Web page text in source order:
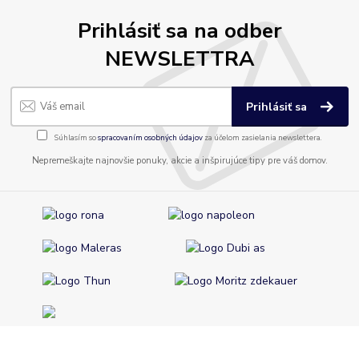
Prihlásiť sa na odber
NEWSLETTRA
Prihlásiť sa
Súhlasím sospracovaním osobných údajov za účelom zasielania newslettera.
Nepremeškajte najnovšie ponuky, akcie a inšpirujúce tipy pre váš domov.